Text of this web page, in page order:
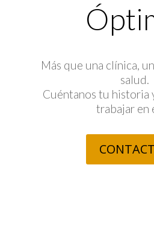
Más que una clínica,
salud.
Cuéntanos tu historia
trabajar en